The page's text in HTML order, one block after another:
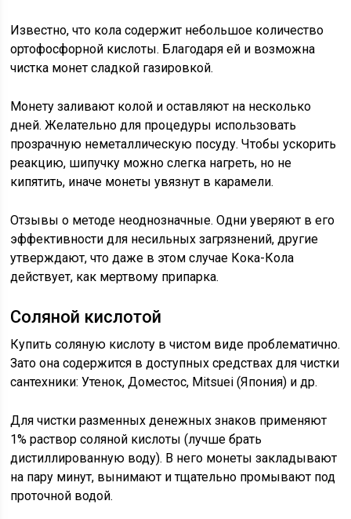
Известно, что кола содержит небольшое количество
ортофосфорной кислоты. Благодаря ей и возможна
чистка монет сладкой газировкой.
Монету заливают колой и оставляют на несколько
дней. Желательно для процедуры использовать
прозрачную неметаллическую посуду. Чтобы ускорить
реакцию, шипучку можно слегка нагреть, но не
кипятить, иначе монеты увязнут в карамели.
Отзывы о методе неоднозначные. Одни уверяют в его
эффективности для несильных загрязнений, другие
утверждают, что даже в этом случае Кока-Кола
действует, как мертвому припарка.
Соляной кислотой
Купить соляную кислоту в чистом виде проблематично.
Зато она содержится в доступных средствах для чистки
сантехники: Утенок, Доместос, Mitsuei (Япония) и др.
Для чистки разменных денежных знаков применяют
1% раствор соляной кислоты (лучше брать
дистиллированную воду). В него монеты закладывают
на пару минут, вынимают и тщательно промывают под
проточной водой.